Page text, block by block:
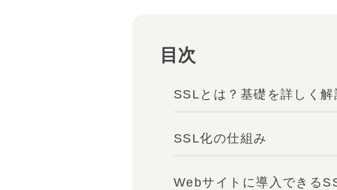
目次
SSLとは？基礎を詳しく解
SSL化の仕組み
Webサイトに導入できる